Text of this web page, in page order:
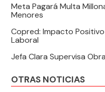
Meta Pagará Multa
Menores
Copred: Impacto
Laboral
Jefa Clara Supervisa
OTRAS NOTICIAS